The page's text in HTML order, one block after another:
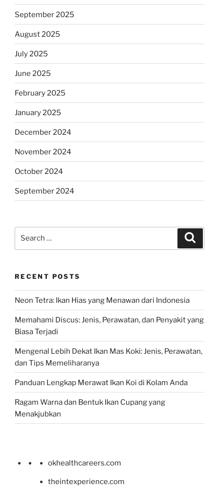
September 2025
August 2025
July 2025
June 2025
February 2025
January 2025
December 2024
November 2024
October 2024
September 2024
RECENT POSTS
Neon Tetra: Ikan Hias yang Menawan dari Indonesia
Memahami Discus: Jenis, Perawatan, dan Penyakit yang
Biasa Terjadi
Mengenal Lebih Dekat Ikan Mas Koki: Jenis, Perawatan,
dan Tips Memeliharanya
Panduan Lengkap Merawat Ikan Koi di Kolam Anda
Ragam Warna dan Bentuk Ikan Cupang yang
Menakjubkan
okhealthcareers.com
theintexperience.com